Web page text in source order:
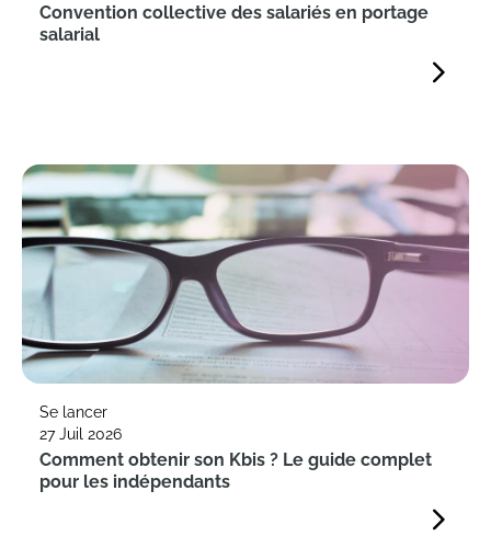
Convention collective des salariés en portage
salarial
Se lancer
27 Juil 2026
Comment obtenir son Kbis ? Le guide complet
pour les indépendants